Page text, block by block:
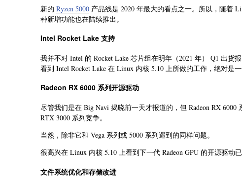
新的 Ryzen 5000 产品线是 2020 年最大的看点之一。所以，随着
种新增功能也在陆续推出。
Intel Rocket Lake 支持
我并不对 Intel 的 Rocket Lake 芯片组在明年（2021 年） Q1 出货
看到 Intel Rocket Lake 在 Linux 内核 5.10 上所做的工作，绝对是一
Radeon RX 6000 系列开源驱动
尽管我们是在 Big Navi 揭晓前一天才报道的，但 Radeon RX
RTX 3000 系列竞争。
当然，除非它和 Vega 系列或 5000 系列遇到的同样问题。
很高兴在 Linux 内核 5.10 上看到下一代 Radeon GPU 的开源驱动已
文件系统优化和存储改进